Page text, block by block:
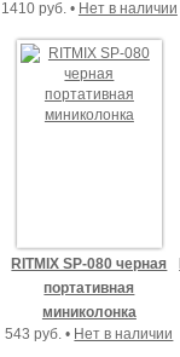
1410 руб. • Нет в наличии
RITMIX SP-080 черная
портативная
миниколонка
543 руб. • Нет в наличии